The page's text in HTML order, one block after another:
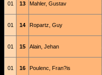
01 13 Mahler, Gustav
01 14 Ropartz, Guy
01 15 Alain, Jehan
01 16 Poulenc, Fran?is